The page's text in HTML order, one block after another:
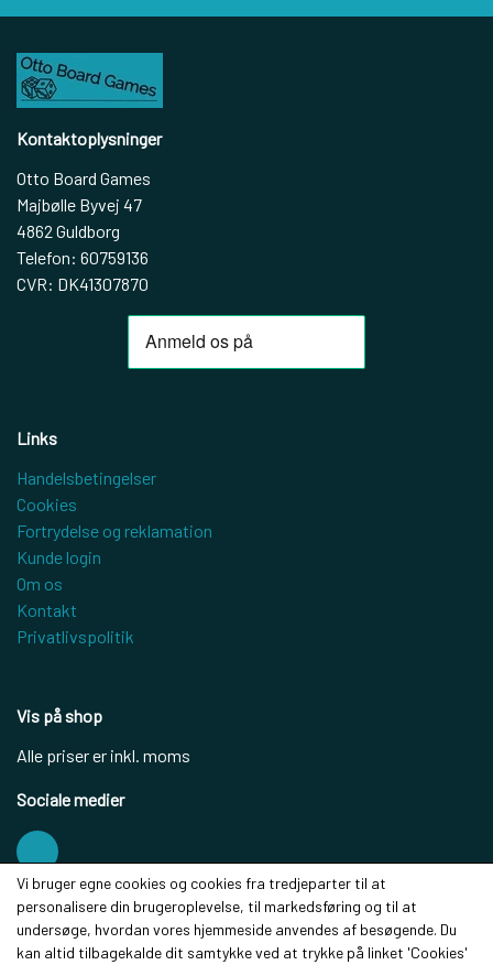
Kontaktoplysninger
Otto Board Games
Majbølle Byvej 47
4862 Guldborg
Telefon: 60759136
CVR: DK41307870
Links
Handelsbetingelser
Cookies
Fortrydelse og reklamation
Kunde login
Om os
Kontakt
Privatlivspolitik
Vis på shop
Alle priser er inkl. moms
Sociale medier
Modtag vores nyhedsbrev via e-mail
Vi bruger egne cookies og cookies fra tredjeparter til at
personalisere din brugeroplevelse, til markedsføring og til at
undersøge, hvordan vores hjemmeside anvendes af besøgende. Du
kan altid tilbagekalde dit samtykke ved at trykke på linket 'Cookies'